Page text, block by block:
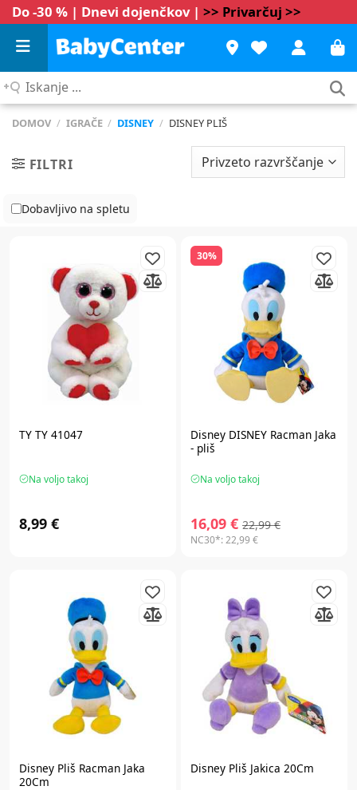
Do -30 % | Dnevi dojenčkov | >> Privarčuj >>
Iskanje
DOMOV / IGRAČE / DISNEY / DISNEY PLIŠ
FILTRI
Dobavljivo na spletu
TY TY 41047
Na voljo takoj
8,99 €
30%
Disney DISNEY Racman Jaka
- pliš
Na voljo takoj
16,09 € 22,99 €
NC30*:22,99 €
Disney Pliš Racman Jaka
20Cm
Disney Pliš Jakica 20Cm